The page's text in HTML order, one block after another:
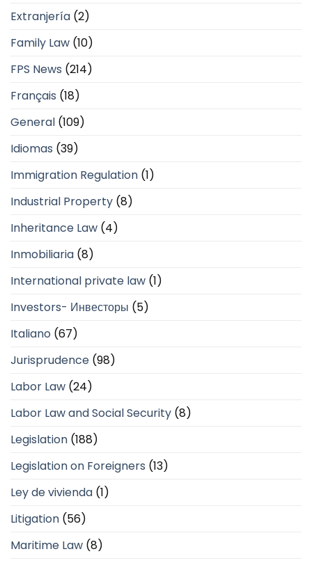
Extranjería (2)
Family Law (10)
FPS News (214)
Français (18)
General (109)
Idiomas (39)
Immigration Regulation (1)
Industrial Property (8)
Inheritance Law (4)
Inmobiliaria (8)
International private law (1)
Investors- Инвесторы (5)
Italiano (67)
Jurisprudence (98)
Labor Law (24)
Labor Law and Social Security (8)
Legislation (188)
Legislation on Foreigners (13)
Ley de vivienda (1)
Litigation (56)
Maritime Law (8)